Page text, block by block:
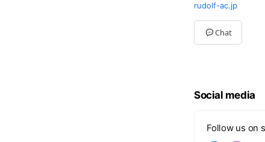
rudolf-ac.jp
Chat
Social media
Follow us on